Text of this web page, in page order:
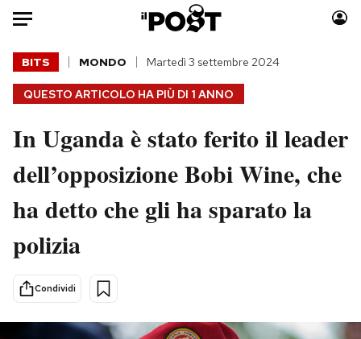
Auto
HOME
Italia
Politica
Tecnologia
Scienza
Cultura
Economia
Sport
Moda
Consumismi
Storie/Idee
Ok Boomer!
Mondiali calcio 2026
QUESTO ARTICOLO HA PIÙ DI 1 ANNO
BITS MONDO Martedì 3 settembre 2024
In Uganda è stato ferito il leader
dell’opposizione Bobi Wine, che
ha detto che gli ha sparato la
polizia
Condividi